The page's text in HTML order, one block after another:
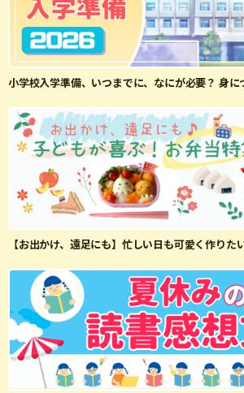
小学校入学準備、いつまでに、なにが必要？ 身に
【お出かけ、遠足にも】忙しい日も可愛く作りた